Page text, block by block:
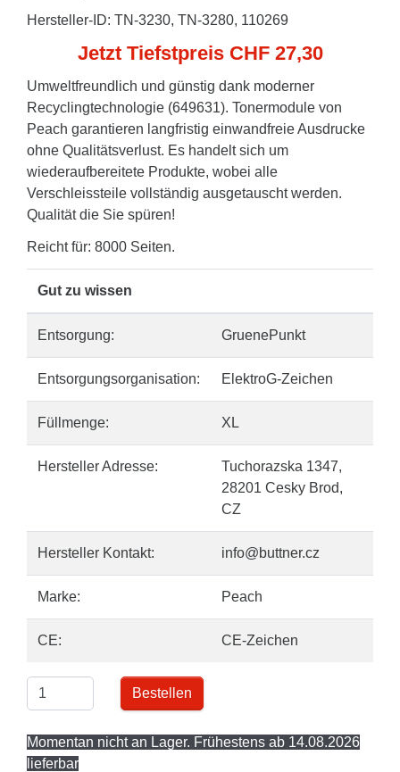
Hersteller-ID: TN-3230, TN-3280, 110269
Jetzt Tiefstpreis CHF 27,30
Umweltfreundlich und günstig dank moderner
Recyclingtechnologie (649631). Tonermodule von
Peach garantieren langfristig einwandfreie Ausdrucke
ohne Qualitätsverlust. Es handelt sich um
wiederaufbereitete Produkte, wobei alle
Verschleissteile vollständig ausgetauscht werden.
Qualität die Sie spüren!
Reicht für: 8000 Seiten.
Gut zu wissen
Entsorgung: GruenePunkt
Entsorgungsorganisation: ElektroG-Zeichen
Füllmenge: XL
Hersteller Adresse:
Tuchorazska 1347,
28201 Cesky Brod,
CZ
Hersteller Kontakt: info@buttner.cz
Marke: Peach
CE: CE-Zeichen
Bestellen
Momentan nicht an Lager. Frühestens ab 14.08.2026
lieferbar